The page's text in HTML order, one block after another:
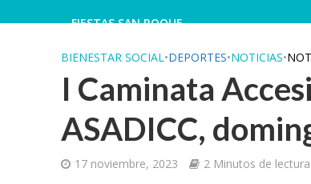
FIESTAS SAN ROQUE
BIENESTAR SOCIAL•DEPORTES•NOTICIAS•
I Caminata
ASADICC,
17 noviembre, 2023 2 Minutos de lectura